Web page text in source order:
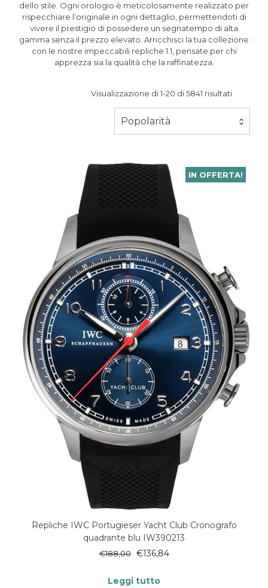
dello stile. Ogni orologio è meticolosamente realizzato per
rispecchiare l’originale in ogni dettaglio, permettendoti di
vivere il prestigio di possedere un segnatempo di alta
gamma senza il prezzo elevato. Arricchisci la tua collezione
con le nostre impeccabili repliche 1:1, pensate per chi
apprezza sia la qualità che la raffinatezza.
Visualizzazione di 1-20 di 5841 risultati
Popolarità
IN OFFERTA!
Repliche IWC Portugieser Yacht Club Cronografo
quadrante blu IW390213
€188,00 €136,84
Leggi tutto